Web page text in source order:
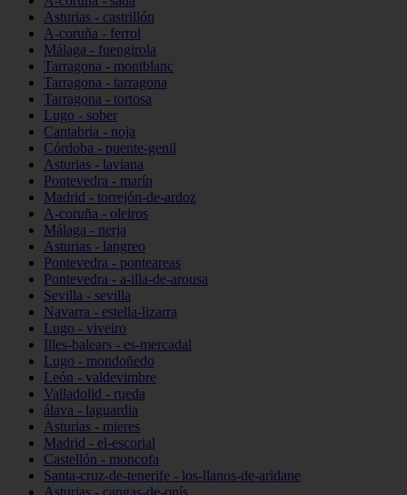
Asturias - castrillón
A-coruña - ferrol
Málaga - fuengirola
Tarragona - montblanc
Tarragona - tarragona
Tarragona - tortosa
Lugo - sober
Cantabria - noja
Córdoba - puente-genil
Asturias - laviana
Pontevedra - marín
Madrid - torrejón-de-ardoz
A-coruña - oleiros
Málaga - nerja
Asturias - langreo
Pontevedra - ponteareas
Pontevedra - a-illa-de-arousa
Sevilla - sevilla
Navarra - estella-lizarra
Lugo - viveiro
Illes-balears - es-mercadal
Lugo - mondoñedo
León - valdevimbre
Valladolid - rueda
álava - laguardia
Asturias - mieres
Madrid - el-escorial
Castellón - moncofa
Santa-cruz-de-tenerife - los-llanos-de-aridane
Asturias - cangas-de-onís